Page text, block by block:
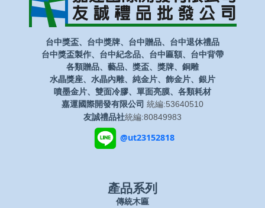
台中獎盃、台中獎牌、台中贈品、台中退休禮品
台中獎盃製作、台中紀念品、台中匾額、台中背帶
各類贈品、藝品、獎盃、獎牌、銅雕
水晶獎座、水晶內雕、純金片、飾金片、銀片
噴墨金片、雙面冷膠、單面亮膜、各類耗材
嘉運國際開發有限公司 統編:53640510
友誠禮品社統編:80849983
@ut23152818
產品系列
傳統木匾